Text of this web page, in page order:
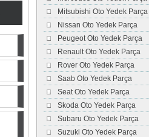
Mitsubishi Oto Yedek Parça
Nissan Oto Yedek Parça
Peugeot Oto Yedek Parça
Renault Oto Yedek Parça
Rover Oto Yedek Parça
Saab Oto Yedek Parça
Seat Oto Yedek Parça
Skoda Oto Yedek Parça
Subaru Oto Yedek Parça
Suzuki Oto Yedek Parça